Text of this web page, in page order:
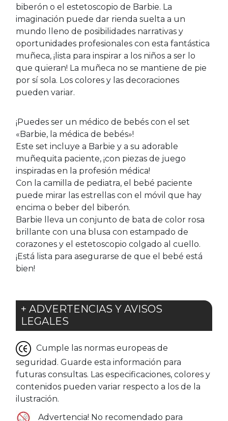
biberón o el estetoscopio de Barbie. La
imaginación puede dar rienda suelta a un
mundo lleno de posibilidades narrativas y
oportunidades profesionales con esta fantástica
muñeca, ¡lista para inspirar a los niños a ser lo
que quieran! La muñeca no se mantiene de pie
por sí sola. Los colores y las decoraciones
pueden variar.
¡Puedes ser un médico de bebés con el set
«Barbie, la médica de bebés»!
Este set incluye a Barbie y a su adorable
muñequita paciente, ¡con piezas de juego
inspiradas en la profesión médica!
Con la camilla de pediatra, el bebé paciente
puede mirar las estrellas con el móvil que hay
encima o beber del biberón.
Barbie lleva un conjunto de bata de color rosa
brillante con una blusa con estampado de
corazones y el estetoscopio colgado al cuello.
¡Está lista para asegurarse de que el bebé está
bien!
+ ADVERTENCIAS Y AVISOS
LEGALES
Cumple las normas europeas de
seguridad. Guarde esta información para
futuras consultas. Las especificaciones, colores y
contenidos pueden variar respecto a los de la
ilustración.
Advertencia! No recomendado para